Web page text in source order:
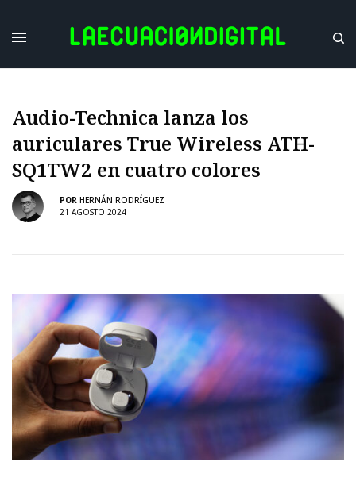
Audio-Technica lanza los
auriculares True Wireless ATH-
SQ1TW2 en cuatro colores
POR HERNÁN RODRÍGUEZ
21 AGOSTO 2024